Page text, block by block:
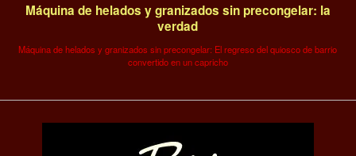
Máquina de helados y granizados sin precongelar: la
verdad
Máquina de helados y granizados sin precongelar: El regreso del quiosco de barrio
convertido en un capricho